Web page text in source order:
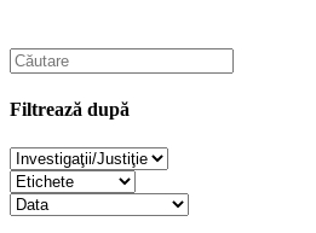
Filtrează după